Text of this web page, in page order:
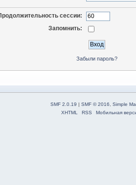
сессии:
Запомнить:
Забыли пароль?
SMF 2.0.19 | SMF © 2016
Simple
XHTML
RSS Мобильная